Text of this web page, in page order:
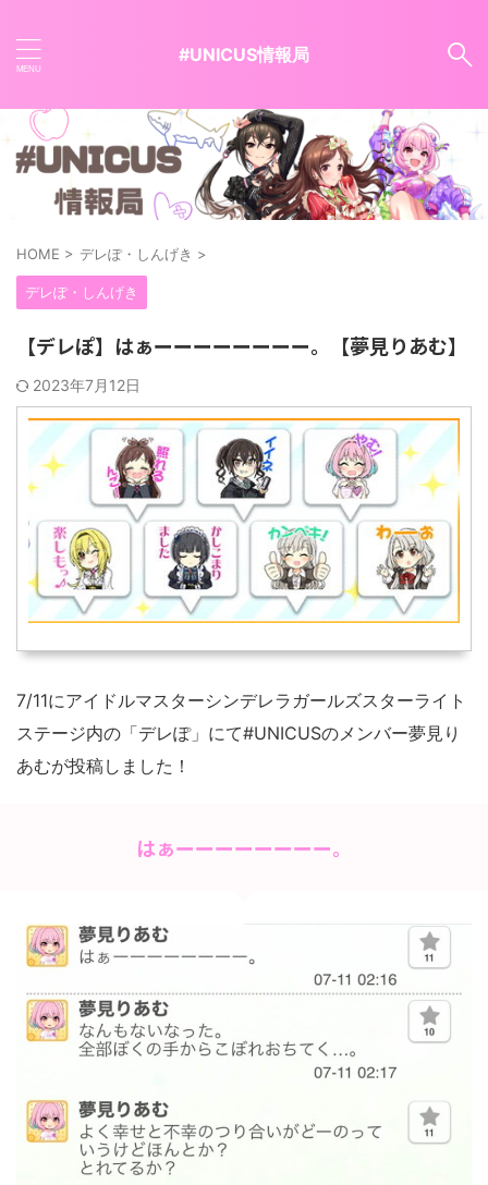
#UNICUS情報局
HOME > デレぽ・しんげき >
デレぽ・しんげき
【デレぽ】はぁーーーーーーーー。【夢見りあむ】
2023年7月12日
7/11にアイドルマスターシンデレラガールズスターライト
ステージ内の「デレぽ」にて#UNICUSのメンバー夢見り
あむが投稿しました！
はぁーーーーーーーー。